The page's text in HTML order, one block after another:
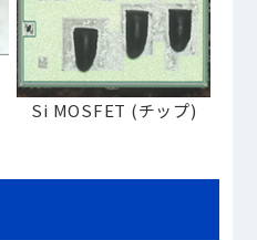
Si MOSFET (チップ)